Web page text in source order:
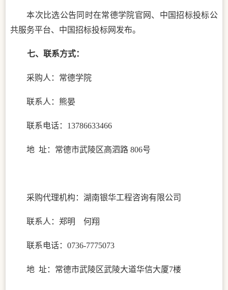
本次比选公告同时在常德学院官网、中国招标投标公
共服务平台、中国招标投标网发布。
七、 联系方式：
采购人：常德学院
联系人： 熊晏
联系电话： 13786633466
地 址：常德市武陵区高泗路 806号
采购代理机构：湖南银华工程咨询有限公司
联系人：郑明 何翔
联系电话：0736-7775073
地 址： 常德市武陵区武陵大道华信大厦7楼